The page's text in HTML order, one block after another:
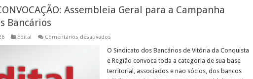
Assembleia Geral para a Campanha
Bancários
Edital Comentários desativados
DE
Assembleia
Geral
para
O Sindicato dos Bancários de Vitória da Conquista
e Região convoca toda a categoria de sua base
territorial, associados e não sócios, dos bancos